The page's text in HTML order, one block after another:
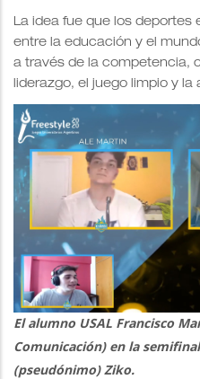
La idea fue que los
entre la educación y el
a través de la competencia,
liderazgo, el juego limpio y la
El alumno USAL Francisco
Comunicación) en la
(pseudónimo) Ziko.